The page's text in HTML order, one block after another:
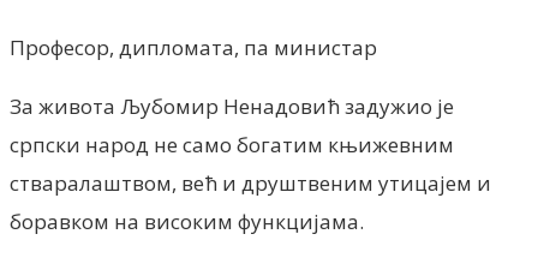
Професор, дипломата, па министар
За живота Љубомир Ненадовић задужио је
српски народ не само богатим књижевним
стваралаштвом, већ и друштвеним утицајем и
боравком на високим функцијама.